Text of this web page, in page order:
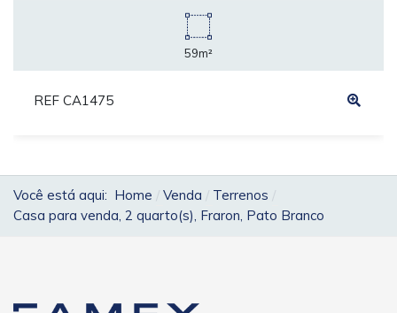
59m²
REF CA1475
Você está aqui: Home Venda
Terrenos
Casa para venda, 2 quarto(s), Fraron, Pato Branco